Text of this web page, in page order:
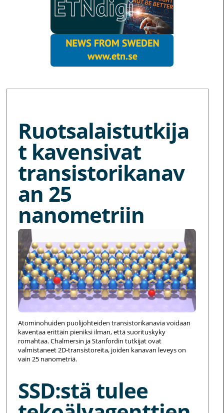
Ruotsalaistutkija
t kavensivat
transistorikanav
an 25
nanometriin
Atominohuiden puolijohteiden transistorikanavia voidaan
kaventaa erittäin pieniksi ilman, että suorituskyky
romahtaa. Chalmersin ja Stanfordin tutkijat ovat
valmistaneet 2D-transistoreita, joiden kanavan leveys on
vain 25 nanometriä.
SSD:stä tulee